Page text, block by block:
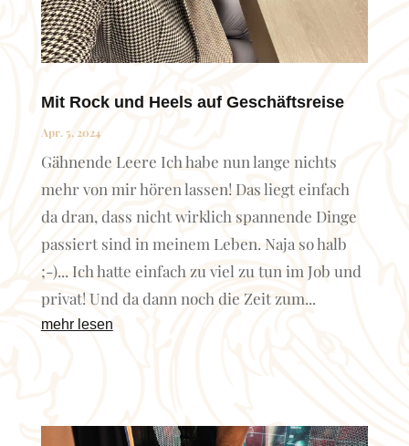
Mit Rock und Heels auf Geschäftsreise
Apr. 5, 2024
Gähnende Leere Ich habe nun lange nichts
mehr von mir hören lassen! Das liegt einfach
da dran, dass nicht wirklich spannende Dinge
passiert sind in meinem Leben. Naja so halb
;-)... Ich hatte einfach zu viel zu tun im Job und
privat! Und da dann noch die Zeit zum...
mehr lesen